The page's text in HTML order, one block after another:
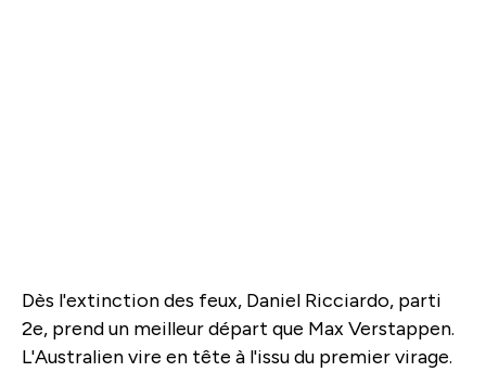
Dès l'extinction des feux, Daniel Ricciardo, parti
2e, prend un meilleur départ que Max Verstappen.
L'Australien vire en tête à l'issu du premier virage.